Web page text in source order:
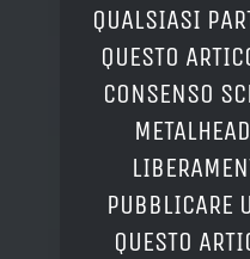
QUALSIASI
QUESTO
CONSENSO
PUBBLICARE
QUESTO